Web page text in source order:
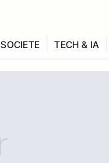
SOCIETE TECH & IA